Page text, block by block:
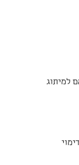
למיתוג